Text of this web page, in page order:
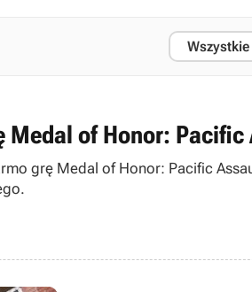
Medal of Honor: Pacific
grę Medal of Honor: Pacific